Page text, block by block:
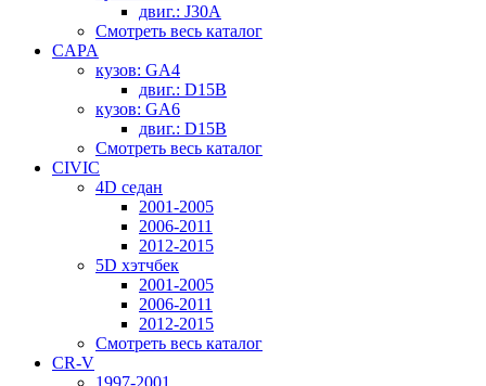
двиг.: J30A
Смотреть весь каталог
CAPA
кузов: GA4
двиг.: D15B
кузов: GA6
двиг.: D15B
Смотреть весь каталог
CIVIC
4D седан
2001-2005
2006-2011
2012-2015
5D хэтчбек
2001-2005
2006-2011
2012-2015
Смотреть весь каталог
CR-V
1997-2001